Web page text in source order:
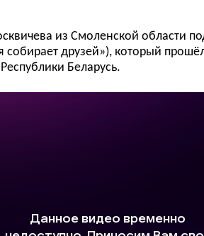
из Смоленской области
собирает друзей»), который
и Беларусь.